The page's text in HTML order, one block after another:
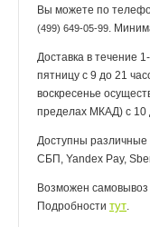
Вы можете по
(499) 649-05-99.
Доставка в течение
пятницу с 9 до 21
воскресенье
пределах МКАД) с 10
Доступны различные
СБП, Yandex Pay,
Возможен
Подробности тут.